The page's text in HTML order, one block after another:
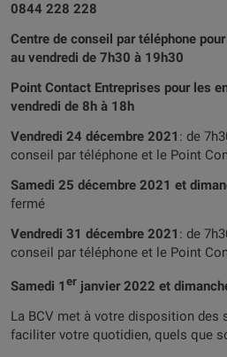
0844 228 228
Centre de conseil par téléphone
au vendredi de 7h30 à 19h30
Point Contact Entreprises pour les
vendredi de 8h à 18h
Vendredi 24 décembre 2021 : de
conseil par téléphone et le Point
Samedi 25 décembre 2021 et
fermé
Vendredi 31 décembre 2021 : de
conseil par téléphone et le Point
Samedi 1 er janvier 2022 et
La BCV met à votre disposition
faciliter votre quotidien, quels que